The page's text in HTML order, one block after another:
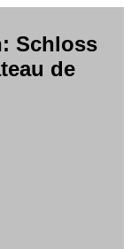
Schloss
de